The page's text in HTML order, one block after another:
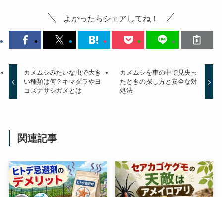
よかったらシェアしてね！
カメムシみたいな虫で大き
い種類は何？キマダラやヨ
コズナサシガメとは
カメムシを車の中で見失っ
たときの探し方と安全な対
処法
関連記事